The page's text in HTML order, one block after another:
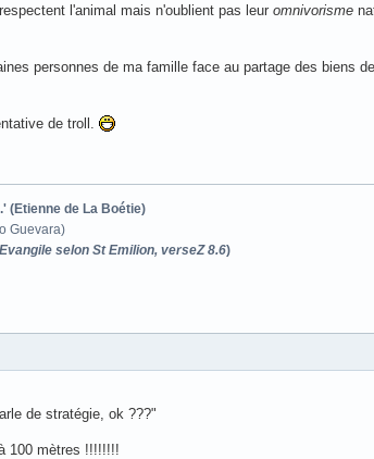
l'animal mais n'oublient pas leur omnivorisme
personnes de ma famille face au partage des biens
de troll.
(Etienne de La Boétie)
Guevara)
selon St Emilion, verseZ 8.6)
de stratégie, ok ???"
100 mètres !!!!!!!!